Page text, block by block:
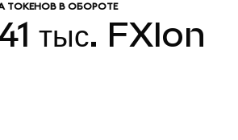
ТОКЕНОВ В ОБОРОТЕ
тыс. FXIon